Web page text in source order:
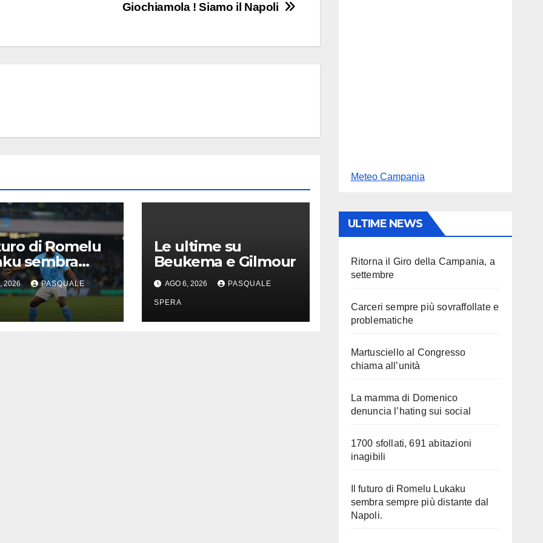
Giochiamola ! Siamo il Napoli
di Romelu
sembra
più distante
2026 PASQUALE
Le ultime su
Beukema e Gilmour
AGO 6, 2026 PASQUALE
SPERA
Meteo Campania
ULTIME NEWS
Ritorna il Giro della Campania, a
settembre
Carceri sempre più sovraffollate e
problematiche
Martusciello al Congresso
chiama all’unità
La mamma di Domenico
denuncia l’hating sui social
1700 sfollati, 691 abitazioni
inagibili
Il futuro di Romelu Lukaku
sembra sempre più distante dal
Napoli.